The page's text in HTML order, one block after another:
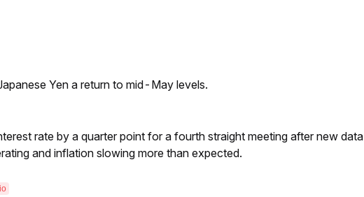
Yen a return to mid-May levels.
rate by a quarter point for a fourth straight meeting after new data
and inflation slowing more than expected.